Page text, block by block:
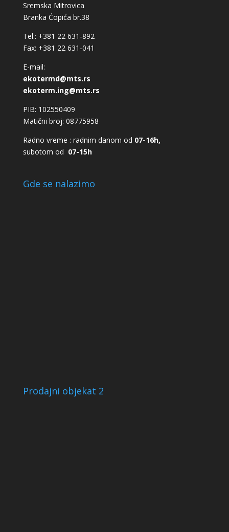
Sremska Mitrovica
Branka Ćopića br.38
Tel.: +381 22 631-892
Fax: +381 22 631-041
E-mail:
ekotermd@mts.rs
ekoterm.ing@mts.rs
PIB: 102550409
Matični broj: 08775958
Radno vreme : radnim danom od 07-16h,
subotom od 07-15h
Gde se nalazimo
Prodajni objekat 2